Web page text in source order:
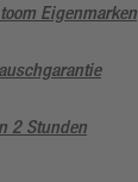
Eigenmarken
2 Stunden